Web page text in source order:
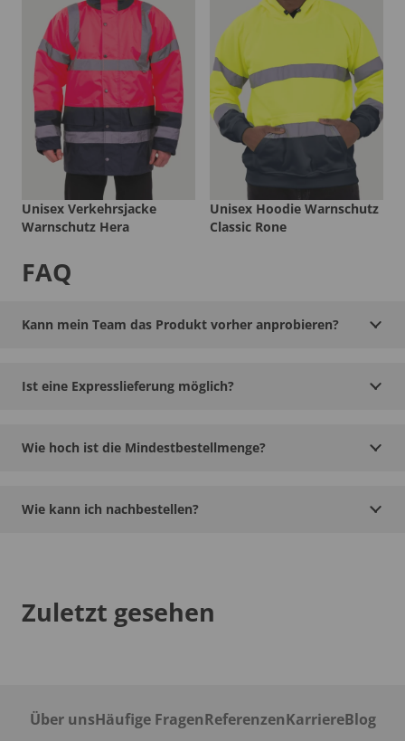
Unisex Verkehrsjacke
Warnschutz Hera
Unisex Hoodie Warnschutz
Classic Rone
FAQ
Kann mein Team das Produkt vorher anprobieren?
Ist eine Expresslieferung möglich?
Wie hoch ist die Mindestbestellmenge?
Wie kann ich nachbestellen?
Zuletzt gesehen
Über unsHäufige FragenReferenzenKarriereBlog